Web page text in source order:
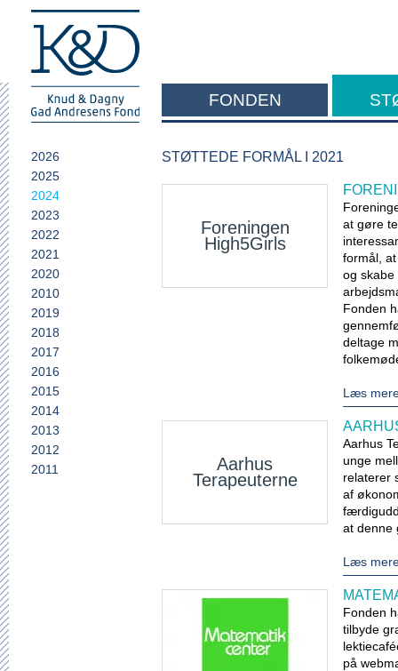
FONDEN
STØTTEDE FORMÅL I 2021
Foreningen
High5Girls
at gøre
formål,
og skabe
Fonden
deltage
Læs
Aarhus
Terapeuterne
Aarhus
unge
relaterer
af
at denne
Læs
Fonden
tilbyde
på
2026
2025
2024
2023
2022
2021
2020
2010
2019
2018
2017
2016
2015
2014
2013
2012
2011